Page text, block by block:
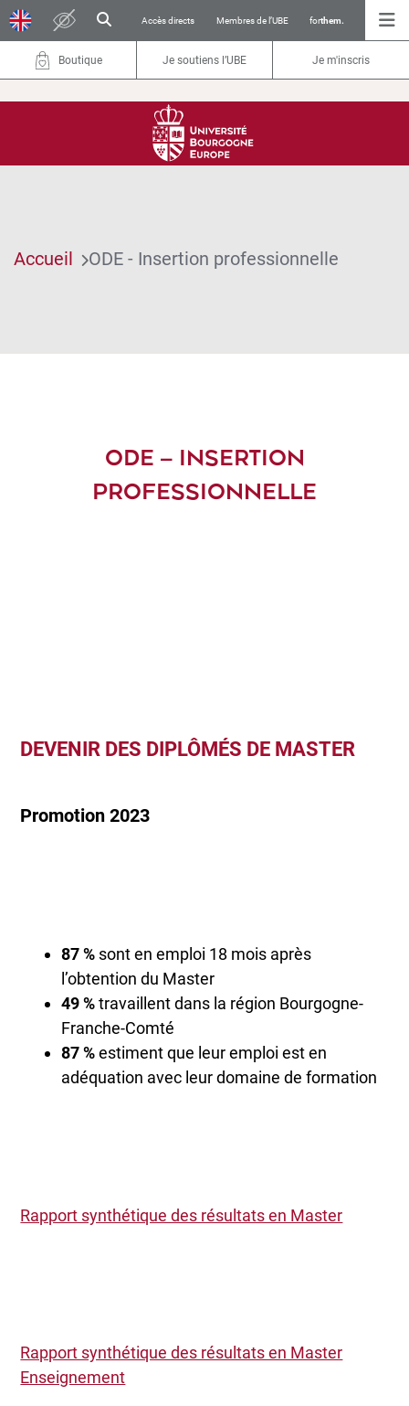
Accès directs Membres de l’UBE forthem.
Boutique Je soutiens l’UBE Je m'inscris
Accueil ODE - Insertion professionnelle
ODE – INSERTION
PROFESSIONNELLE
DEVENIR DES DIPLÔMÉS DE MASTER
Promotion 2023
87 % sont en emploi 18 mois après
l’obtention du Master
49 %travaillent dans la région Bourgogne-
Franche-Comté
87 %estiment que leur emploi est en
adéquation avec leur domaine de formation
Rapport synthétique des résultats en Master
Rapport synthétique des résultats en Master
Enseignement